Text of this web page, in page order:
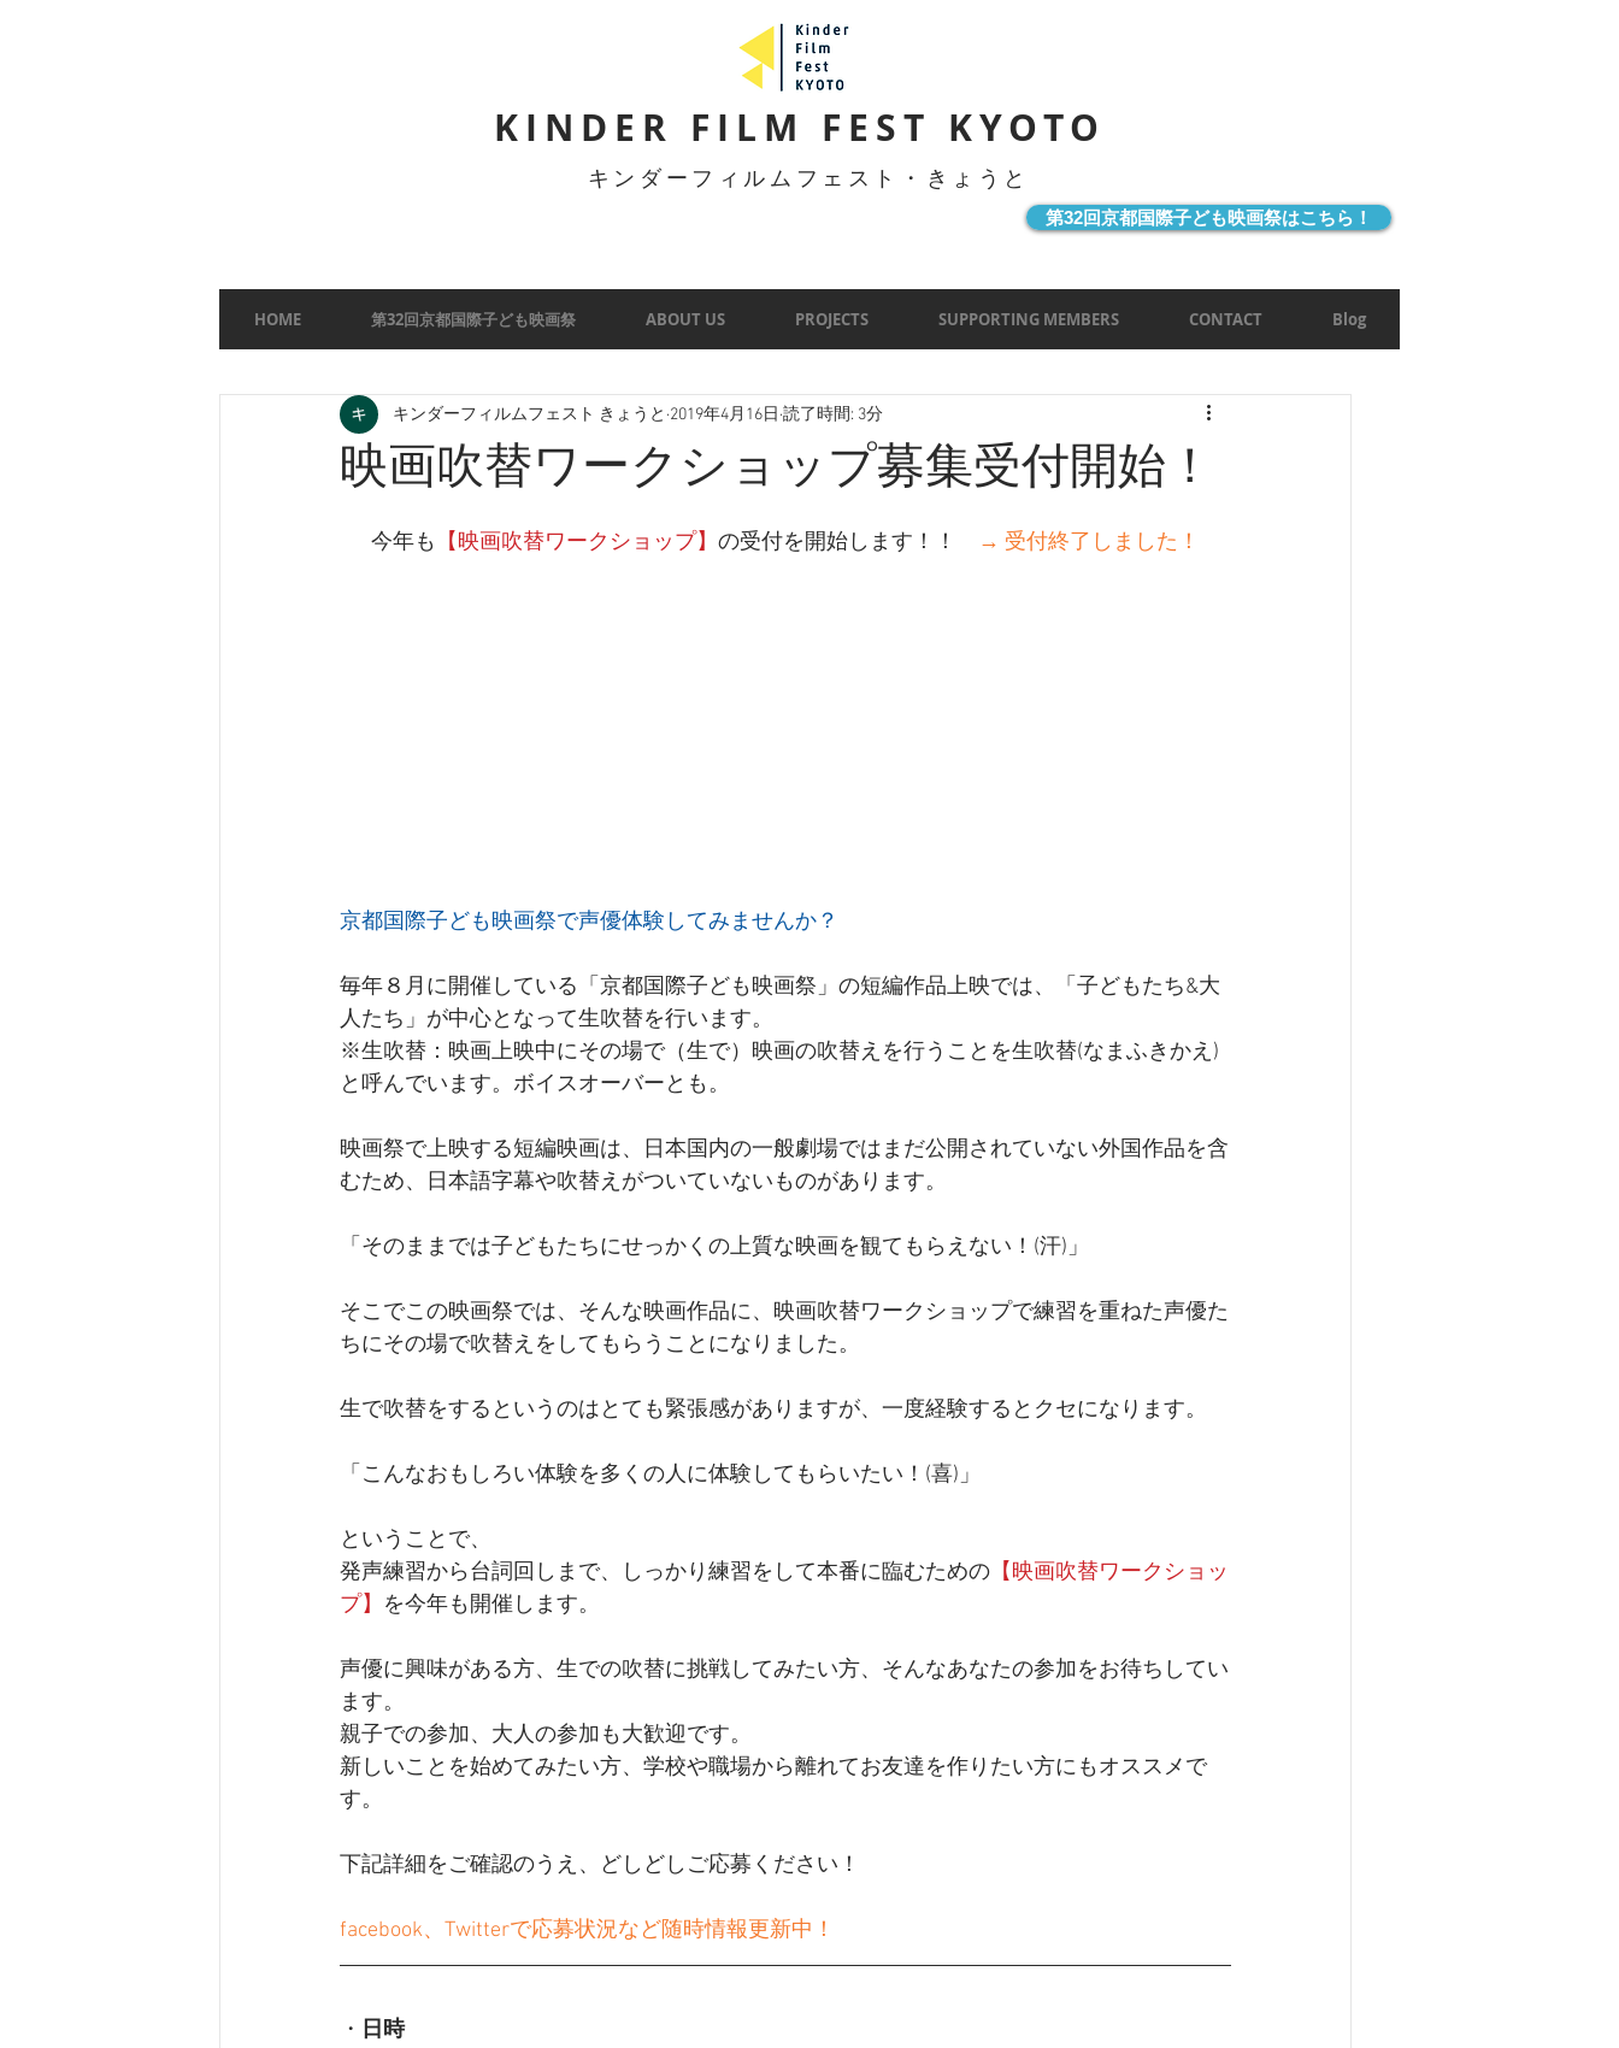
KINDER FILM FEST KYOTO
キンダーフィルムフェスト・きょうと
第32回京都国際子ども映画祭はこちら！
HOME 第32回京都国際子ども映画祭 ABOUT US PROJECTS SUPPORTING MEMBERS CONTACT Blog
映画吹替ワークショップ募集受付開始！
キンダーフィルムフェスト きょうと 2019年4月16日 読了時間: 3分
今年も 【映画吹替ワークショップ】 の受付を開始します！！ → 受付終了しました！
京都国際子ども映画祭で声優体験してみませんか？
毎年８月に開催している「京都国際子ども映画祭」の短編作品上映では、「子どもたち&大
人たち」が中心となって生吹替を行います。
※生吹替：映画上映中にその場で（生で）映画の吹替えを行うことを生吹替(なまふきかえ)
と呼んでいます。ボイスオーバーとも。
映画祭で上映する短編映画は、日本国内の一般劇場ではまだ公開されていない外国作品を含
むため、日本語字幕や吹替えがついていないものがあります。
「そのままでは子どもたちにせっかくの上質な映画を観てもらえない！(汗)」
そこでこの映画祭では、そんな映画作品に、映画吹替ワークショップで練習を重ねた声優た
ちにその場で吹替えをしてもらうことになりました。
生で吹替をするというのはとても緊張感がありますが、一度経験するとクセになります。
「こんなおもしろい体験を多くの人に体験してもらいたい！(喜)」
ということで、
発声練習から台詞回しまで、しっかり練習をして本番に臨むための 【映画吹替ワークショッ
プ】 を今年も開催します。
声優に興味がある方、生での吹替に挑戦してみたい方、そんなあなたの参加をお待ちしてい
ます。
親子での参加、大人の参加も大歓迎です。
新しいことを始めてみたい方、学校や職場から離れてお友達を作りたい方にもオススメで
す。
下記詳細をご確認のうえ、どしどしご応募ください！
facebook、Twitterで応募状況など随時情報更新中！
・ 日時